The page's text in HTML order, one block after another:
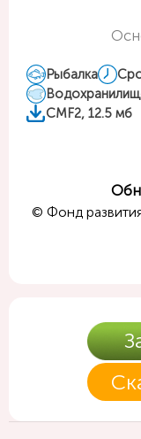
Рыбалка
CMF2, 12.5 мб
© Фонд